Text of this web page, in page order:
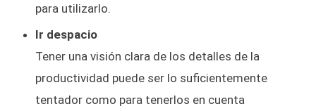
para utilizarlo.
Ir despacio
Tener una visión clara de los detalles de la
productividad puede ser lo suficientemente
tentador como para tenerlos en cuenta